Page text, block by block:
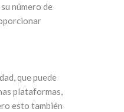
número de
que puede
plataformas,
esto también